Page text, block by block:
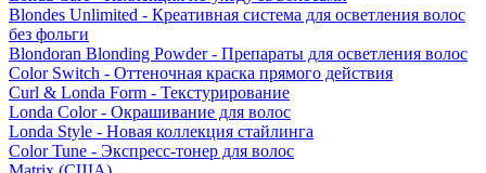
Blondes Unlimited - Креативная система для осветления волос
без фольги
Blondoran Blonding Powder - Препараты для осветления волос
Color Switch - Оттеночная краска прямого действия
Curl & Londa Form - Текстурирование
Londa Color - Окрашивание для волос
Londa Style - Новая коллекция стайлинга
Color Tune - Экспресс-тонер для волос